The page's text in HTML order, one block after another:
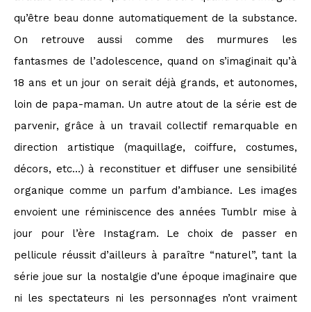
qu’être beau donne automatiquement de la substance.
On retrouve aussi comme des murmures les
fantasmes de l’adolescence, quand on s’imaginait qu’à
18 ans et un jour on serait déjà grands, et autonomes,
loin de papa-maman. Un autre atout de la série est de
parvenir, grâce à un travail collectif remarquable en
direction artistique (maquillage, coiffure, costumes,
décors, etc…) à reconstituer et diffuser une sensibilité
organique comme un parfum d’ambiance. Les images
envoient une réminiscence des années Tumblr mise à
jour pour l’ère Instagram. Le choix de passer en
pellicule réussit d’ailleurs à paraître “naturel”, tant la
série joue sur la nostalgie d’une époque imaginaire que
ni les spectateurs ni les personnages n’ont vraiment